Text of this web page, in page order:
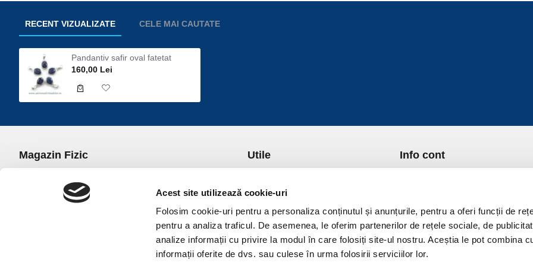
Acest site utilizează cookie-uri
Folosim cookie-uri pentru a personaliza conținutul și anunțurile, pentru a oferi funcții de
pentru a analiza traficul. De asemenea, le oferim partenerilor de rețele sociale, de
analize informații cu privire la modul în care folosiți site-ul nostru. Aceștia le pot combina
informații oferite de dvs. sau culese în urma folosirii serviciilor lor.
RECENT VIZUALIZATE CELE MAI CAUTATE
Pandantiv safir oval fatetat
160,00 Lei
Magazin Fizic
office@universulcristalelor.ro
0799 879 911, 0723 145 611 (Comenzi Telefonice)
Utile
Transport si Plata
Politica de Returnare
Politica de confidentialitate
Politica Cookies
Termeni si conditii
Info cont
Lista Favorite
GDPR - Protectia datelor
Contact